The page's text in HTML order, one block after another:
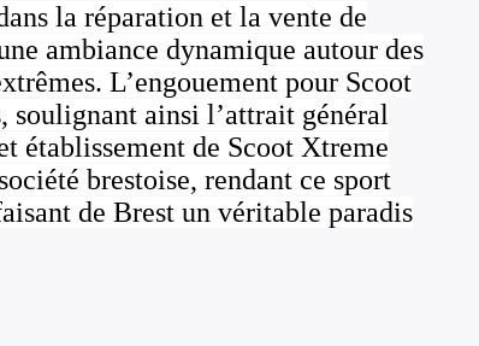
la réparation et la vente de
ambiance dynamique autour des
L’engouement pour Scoot
soulignant ainsi l’attrait général
établissement de Scoot Xtreme
brestoise, rendant ce sport
de Brest un véritable paradis